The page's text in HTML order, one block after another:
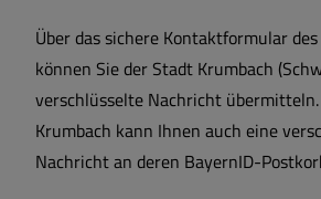
Jobs und Karriere
Ver- und Entsorgung
Über das sichere Kontaktformular
können Sie der Stadt Krumbach
verschlüsselte Nachricht
Krumbach kann Ihnen auch eine
Nachricht an deren BayernID-